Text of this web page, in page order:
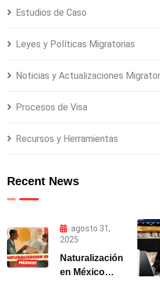
Estudios de Caso
Leyes y Políticas Migratorias
Noticias y Actualizaciones
Procesos de Visa
Recursos y Herramientas
Recent News
agosto 31,
2025
Naturalización
en México